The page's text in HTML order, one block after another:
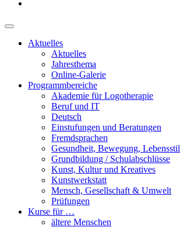
Aktuelles
Aktuelles
Jahresthema
Online-Galerie
Programmbereiche
Akademie für Logotherapie
Beruf und IT
Deutsch
Einstufungen und Beratungen
Fremdsprachen
Gesundheit, Bewegung, Lebensstil
Grundbildung / Schulabschlüsse
Kunst, Kultur und Kreatives
Kunstwerkstatt
Mensch, Gesellschaft & Umwelt
Prüfungen
Kurse für …
ältere Menschen